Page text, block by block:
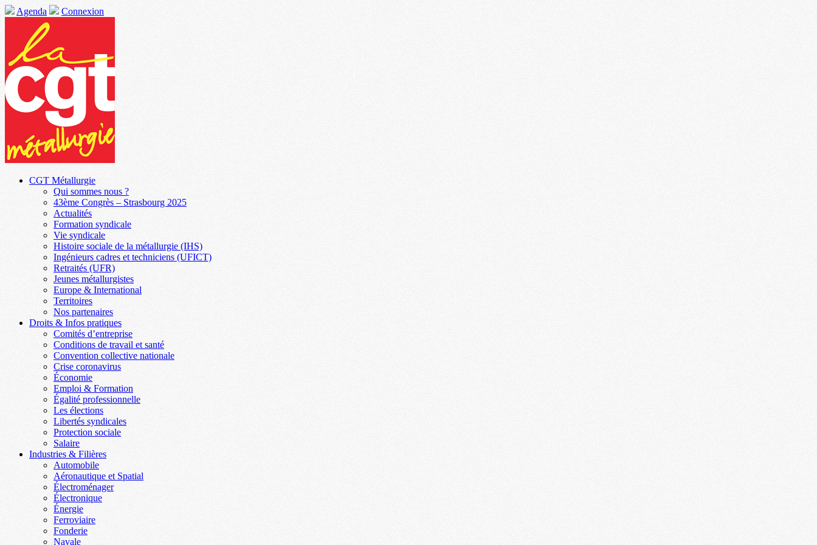
Agenda Connexion
CGT Métallurgie
Qui sommes nous ?
43ème Congrès – Strasbourg 2025
Actualités
Formation syndicale
Vie syndicale
Histoire sociale de la métallurgie (IHS)
Ingénieurs cadres et techniciens (UFICT)
Retraités (UFR)
Jeunes métallurgistes
Europe & International
Territoires
Nos partenaires
Droits & Infos pratiques
Comités d’entreprise
Conditions de travail et santé
Convention collective nationale
Crise coronavirus
Économie
Emploi & Formation
Égalité professionnelle
Les élections
Libertés syndicales
Protection sociale
Salaire
Industries & Filières
Automobile
Aéronautique et Spatial
Électroménager
Électronique
Énergie
Ferroviaire
Fonderie
Navale